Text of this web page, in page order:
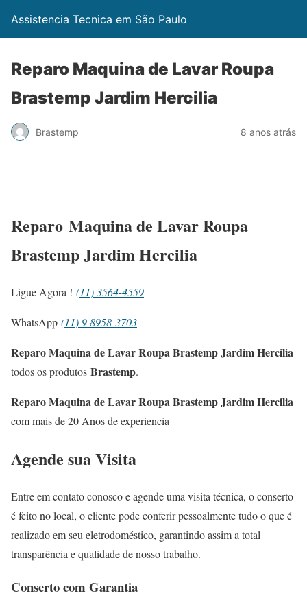
Assistencia Tecnica em São Paulo
Reparo Maquina de Lavar Roupa
Brastemp Jardim Hercilia
Brastemp 8 anos atrás
Reparo Maquina de Lavar Roupa
Brastemp Jardim Hercilia
Ligue Agora ! (11) 3564-4559
WhatsApp (11) 9 8958-3703
Reparo Maquina de Lavar Roupa Brastemp Jardim Hercilia
todos os produtos Brastemp.
Reparo Maquina de Lavar Roupa Brastemp Jardim Hercilia
com mais de 20 Anos de experiencia
Agende sua Visita
Entre em contato conosco e agende uma visita técnica, o conserto
é feito no local, o cliente pode conferir pessoalmente tudo o que é
realizado em seu eletrodoméstico, garantindo assim a total
transparência e qualidade de nosso trabalho.
Conserto com Garantia